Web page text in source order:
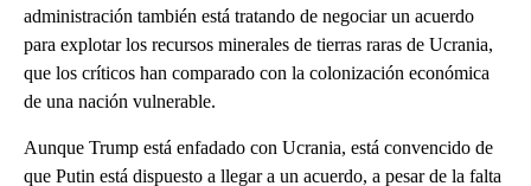
administración también está tratando de negociar un acuerdo
para explotar los recursos minerales de tierras raras de Ucrania,
que los críticos han comparado con la colonización económica
de una nación vulnerable.
Aunque Trump está enfadado con Ucrania, está convencido de
que Putin está dispuesto a llegar a un acuerdo, a pesar de la falta